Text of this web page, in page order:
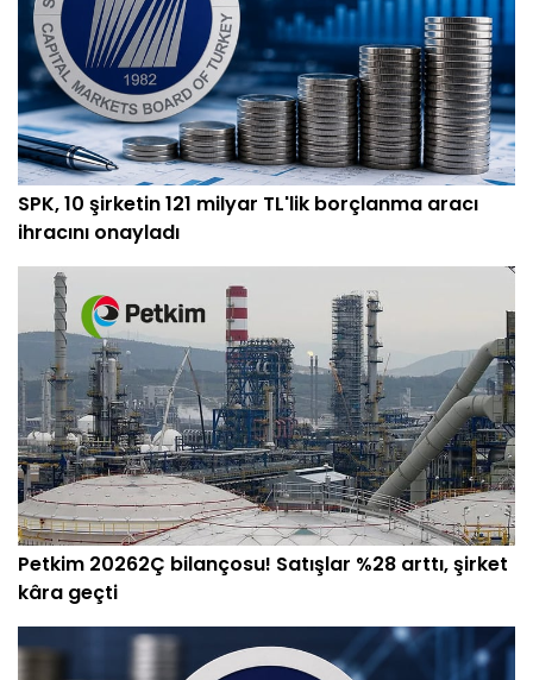
SPK, 10 şirketin 121 milyar TL'lik borçlanma aracı
ihracını onayladı
Petkim 20262Ç bilançosu! Satışlar %28 arttı, şirket
kâra geçti